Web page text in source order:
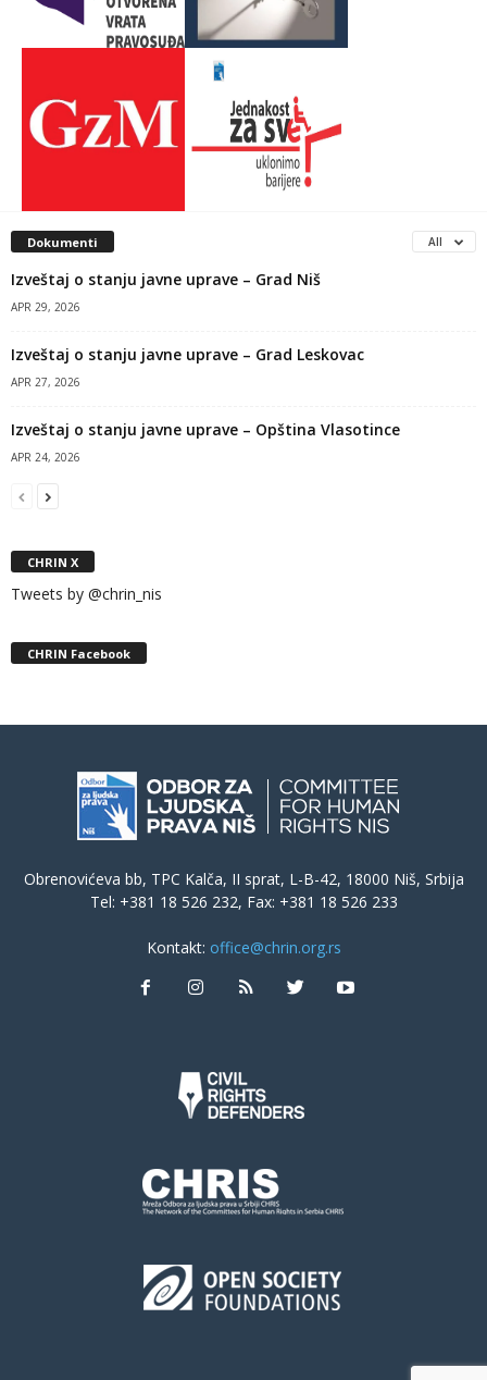
Dokumenti All
Izveštaj o stanju javne uprave – Grad Niš
APR 29, 2026
Izveštaj o stanju javne uprave – Grad Leskovac
APR 27, 2026
Izveštaj o stanju javne uprave – Opština Vlasotince
APR 24, 2026
CHRIN X
Tweets by @chrin_nis
CHRIN Facebook
Obrenovićeva bb, TPC Kalča, II sprat, L-B-42, 18000 Niš, Srbija
Tel: +381 18 526 232, Fax: +381 18 526 233
Kontakt: office@chrin.org.rs